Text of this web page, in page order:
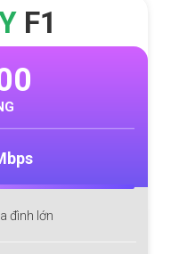
F1
đình lớn